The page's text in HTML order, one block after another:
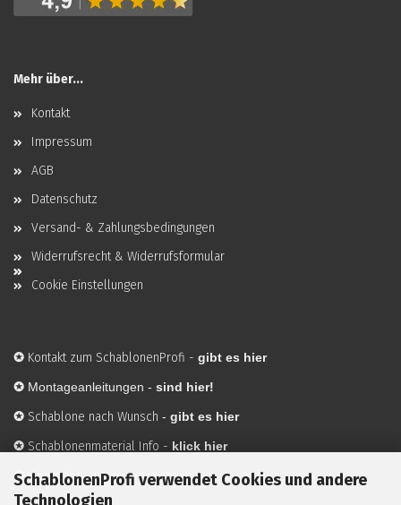
SchablonenProfi verwendet Cookies und andere
Technologien
Mehr über...
Kontakt
Impressum
AGB
Datenschutz
Versand- & Zahlungsbedingungen
Widerrufsrecht & Widerrufsformular
Cookie Einstellungen
✪ Kontakt zum SchablonenProfi - gibt es hier
✪ Montageanleitungen - sind hier!
✪ Schablone nach Wunsch - gibt es hier
✪ Schablonenmaterial Info - klick hier
✪Hersteller-hier mehr Infos